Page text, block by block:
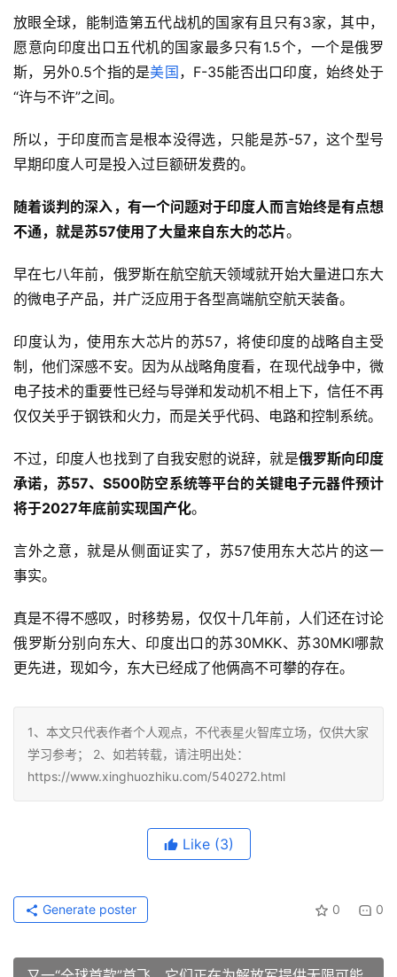
放眼全球，能制造第五代战机的国家有且只有3家，其中，
愿意向印度出口五代机的国家最多只有1.5个，一个是俄罗
斯，另外0.5个指的是美国 ，F-35能否出口印度，始终处于
“许与不许”之间。
所以，于印度而言是根本没得选，只能是苏-57，这个型号
早期印度人可是投入过巨额研发费的。
随着谈判的深入，有一个问题对于印度人而言始终是有点想
不通，就是苏57使用了大量来自东大的芯片。
早在七八年前，俄罗斯在航空航天领域就开始大量进口东大
的微电子产品，并广泛应用于各型高端航空航天装备。
印度认为，使用东大芯片的苏57，将使印度的战略自主受
制，他们深感不安。因为从战略角度看，在现代战争中，微
电子技术的重要性已经与导弹和发动机不相上下，信任不再
仅仅关乎于钢铁和火力，而是关乎代码、电路和控制系统。
不过，印度人也找到了自我安慰的说辞，就是俄罗斯向印度
承诺，苏57、S500防空系统等平台的关键电子元器件预计
将于2027年底前实现国产化。
言外之意，就是从侧面证实了，苏57使用东大芯片的这一
事实。
真是不得不感叹，时移势易，仅仅十几年前，人们还在讨论
俄罗斯分别向东大、印度出口的苏30MKK、苏30MKI哪款
更先进，现如今，东大已经成了他俩高不可攀的存在。
1、本文只代表作者个人观点，不代表星火智库立场，仅供大家
学习参考； 2、如若转载，请注明出处：
https://www.xinghuozhiku.com/540272.html
Like (3)
0 0
Generate poster